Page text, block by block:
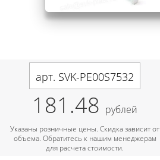
арт. SVK-PE00S7532
181.48 рублей
Указаны розничные цены. Скидка зависит от
объема. Обратитесь к нашим менеджерам
для расчета стоимости.